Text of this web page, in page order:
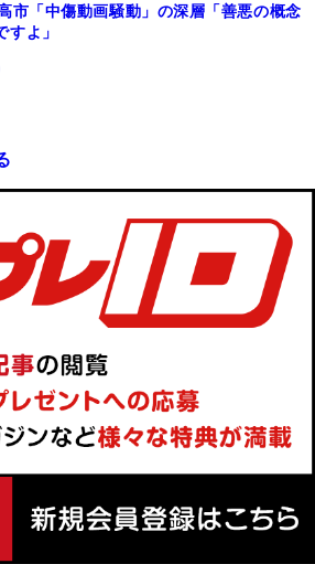
市「中傷動画騒動」の深層「善悪の概念
すよ」